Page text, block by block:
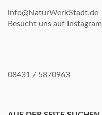
info@NaturWerkStadt.de
Besucht uns auf Instagram
08431 / 5870963